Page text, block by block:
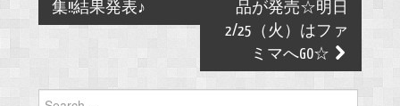
集!!結果発表♪
品が発売☆明日
2/25（火）はファ
ミマへGO☆
Search